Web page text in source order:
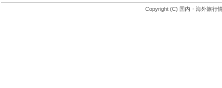
Copyright (C) 国内・海外旅行